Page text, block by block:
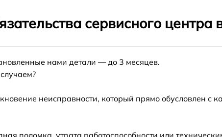
SCS91800F0
AEG
сервисного центра
нами детали — до 3 месяцев.
неисправности, который прямо обусловлен с
поломка, утрата работоспособности или